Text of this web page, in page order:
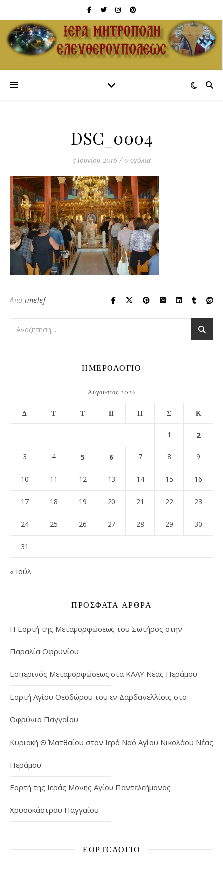
DSC_0004
5 Ιουνίου 2016 / 0 σχόλια
Από imelef
ΗΜΕΡΟΛΟΓΙΟ
Αύγουστος 2026
Δ Τ Τ Π Π Σ Κ
1 2
3 4 5 6 7 8 9
10 11 12 13 14 15 16
17 18 19 20 21 22 23
24 25 26 27 28 29 30
31
« Ιούλ
ΠΡΌΣΦΑΤΑ ΆΡΘΡΑ
Η Εορτή της Μεταμορφώσεως του Σωτήρος στην
Παραλία Οφρυνίου
Εσπερινός Μεταμορφώσεως στα ΚΑΑΥ Νέας Περάμου
Εορτή Αγίου Θεοδώρου του εν Δαρδανελλίοις στο
Οφρύνιο Παγγαίου
Κυριακή Θ΄ Ματθαίου στον Ιερό Ναό Αγίου Νικολάου Νέας
Περάμου
Εορτή της Ιεράς Μονής Αγίου Παντελεήμονος
Χρυσοκάστρου Παγγαίου
ΕΟΡΤΟΛΌΓΙΟ